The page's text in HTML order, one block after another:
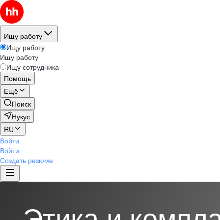
Ищу работу
Ищу работу
Ищу работу
Ищу сотрудника
Помощь
Ещё
Поиск
Нукус
RU
Войти
Войти
Создать резюме